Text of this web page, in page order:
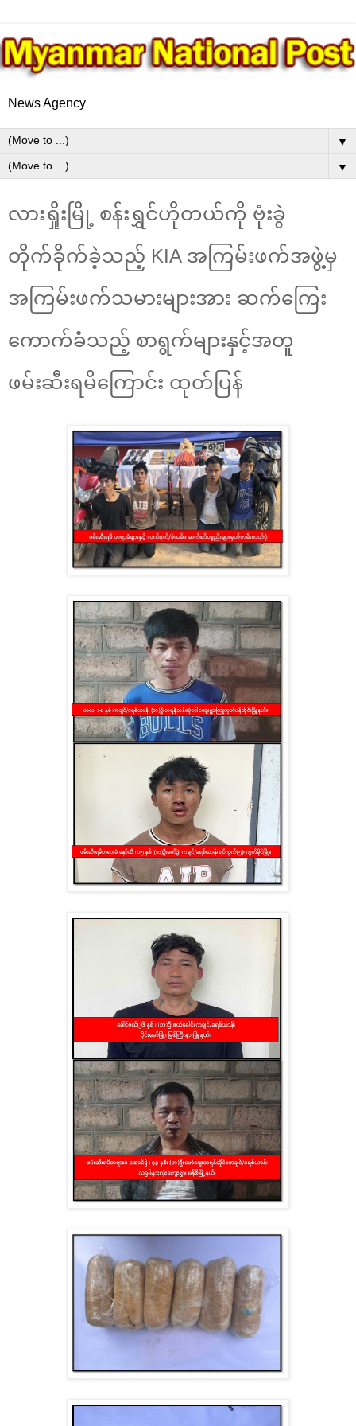
News Agency
▼
▼
လားရှိုးမြို့ စန်းရွှင်ဟိုတယ်ကို ဗုံးခွဲ
တိုက်ခိုက်ခဲ့သည့် KIA အကြမ်းဖက်အဖွဲ့မှ
အကြမ်းဖက်သမားများအား ဆက်ကြေး
ကောက်ခံသည့် စာရွက်များနှင့်အတူ
ဖမ်းဆီးရမိကြောင်း ထုတ်ပြန်